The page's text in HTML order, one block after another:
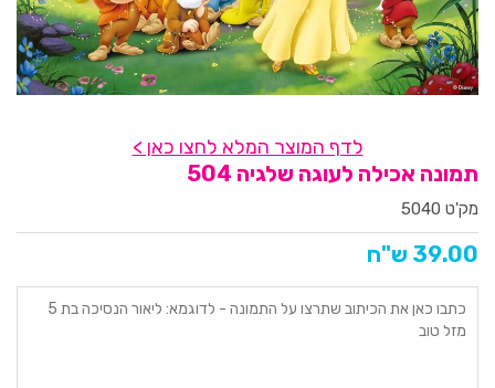
לדף המוצר המלא לחצו כאן >
תמונה אכילה לעוגה שלגיה 504
מק'ט 5040
39.00 ש"ח